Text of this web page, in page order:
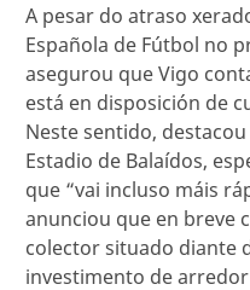
A pesar do atraso
Española de Fútbol no
asegurou que Vigo
está en disposición de
Neste sentido,
Estadio de Balaídos,
que “vai incluso máis
anunciou que en breve
colector situado diante
investimento de